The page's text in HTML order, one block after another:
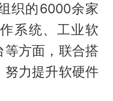
织的6000余家
系统、工业软
方面，联合搭
努力提升软硬件